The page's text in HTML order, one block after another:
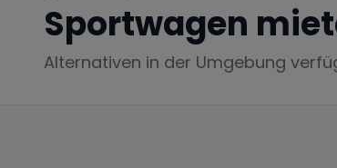
Sportwagen
Alternativen in der Umgebung